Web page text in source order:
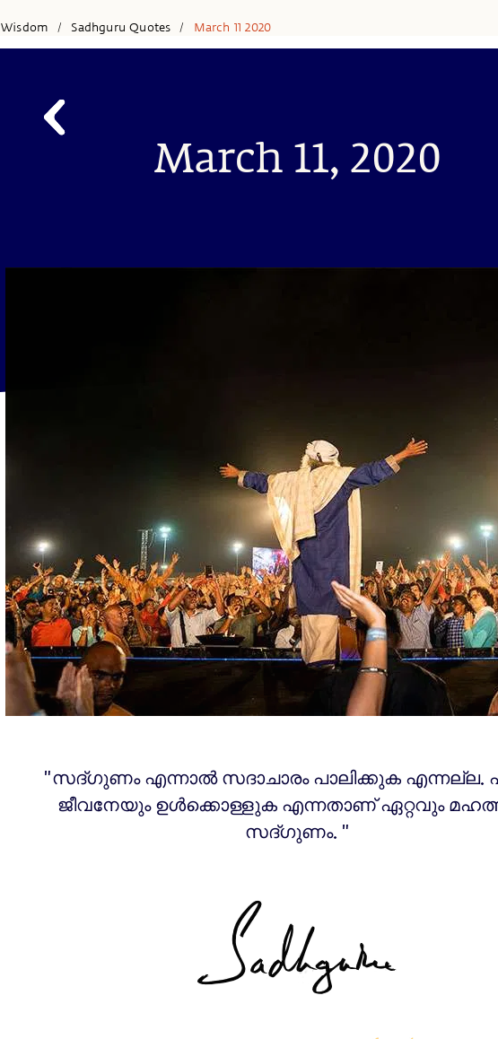
Wisdom / Sadhguru Quotes / March 11 2020
March 11, 2020
"സദ്ഗുണം എന്നാല്‍ സദാചാരം പാലിക്കുക എന്നല്ല.
ജീവനേയും ഉൾക്കൊള്ളുക എന്നതാണ് ഏറ്റവും
സദ്ഗുണം. "